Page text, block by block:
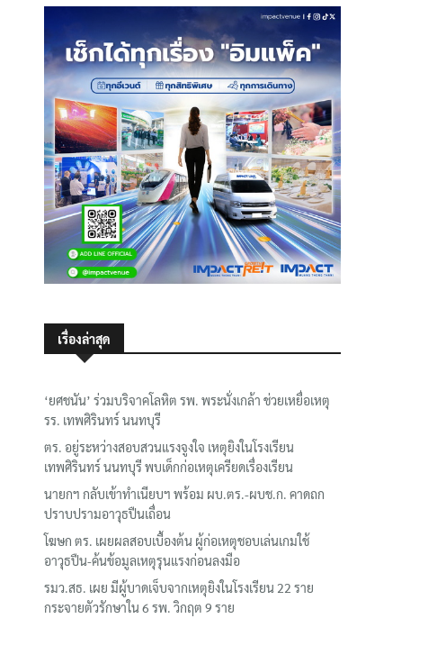
เรื่องล่าสุด
‘ยศชนัน’ ร่วมบริจาคโลหิต รพ. พระนั่งเกล้า ช่วยเหยื่อเหตุ
รร. เทพศิรินทร์ นนทบุรี
ตร. อยู่ระหว่างสอบสวนแรงจูงใจ เหตุยิงในโรงเรียน
เทพศิรินทร์ นนทบุรี พบเด็กก่อเหตุเครียดเรื่องเรียน
นายกฯ กลับเข้าทำเนียบฯ พร้อม ผบ.ตร.-ผบช.ก. คาดถก
ปราบปรามอาวุธปืนเถื่อน
โฆษก ตร. เผยผลสอบเบื้องต้น ผู้ก่อเหตุชอบเล่นเกมใช้
อาวุธปืน-ค้นข้อมูลเหตุรุนแรงก่อนลงมือ
รมว.สธ. เผย มีผู้บาดเจ็บจากเหตุยิงในโรงเรียน 22 ราย
กระจายตัวรักษาใน 6 รพ. วิกฤต 9 ราย